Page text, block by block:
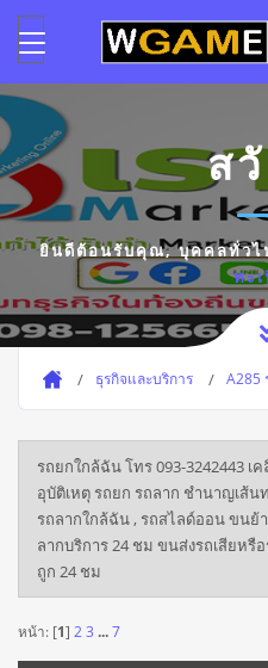
ส
ยินดีต้อนรับคุณ,บุคคลทั่วไ
ทะ
ธุรกิจและบริการ A285
รถยกใกล้ฉัน โทร 093-3242443 เ
อุบัติเหตุ รถยก รถลาก ชำนาญเส้
รถลากใกล้ฉัน , รถสไลด์ออน ขนย้
ลากบริการ 24 ชม ขนส่งรถเสียหรื
ถูก 24 ชม
หน้า: [1] 2 3 ...7